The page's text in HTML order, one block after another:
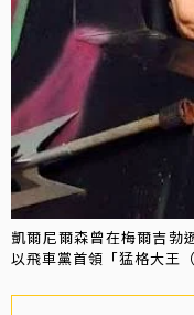
凱爾尼爾森曾在梅爾吉勃
以飛車黨首領「猛格大王